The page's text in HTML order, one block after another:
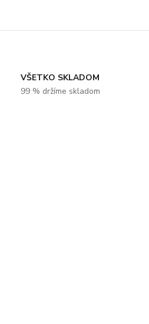
VŠETKO SKLADOM
99 % držíme skladom